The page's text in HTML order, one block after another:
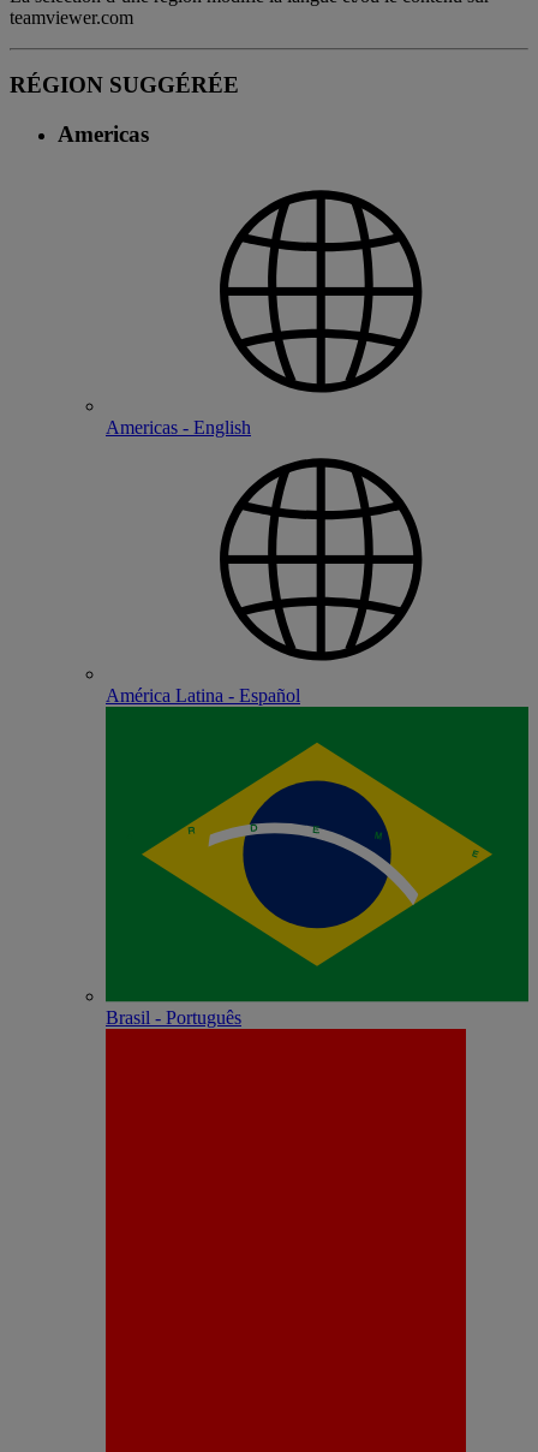
teamviewer.com
RÉGION SUGGÉRÉE
Americas
Americas - English
América Latina - Español
Brasil - Português